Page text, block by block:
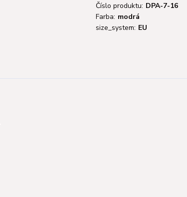
Číslo produktu: DPA-7-16
Farba: modrá
size_system: EU